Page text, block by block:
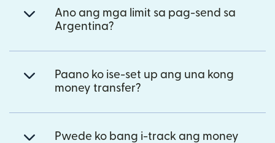
Ano ang mga limit sa pag-send sa
Argentina?
Paano ko ise-set up ang una kong
money transfer?
Pwede ko bang i-track ang money